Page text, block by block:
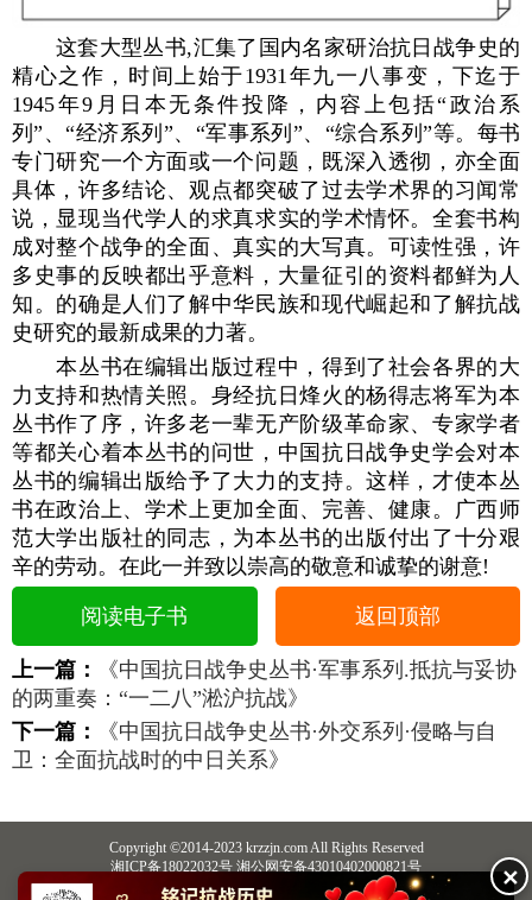
这套大型丛书,汇集了国内名家研治抗日战争史的
精心之作，时间上始于1931年九一八事变，下迄于
1945年9月日本无条件投降，内容上包括“政治系
列”、“经济系列”、“军事系列”、“综合系列”等。每书
专门研究一个方面或一个问题，既深入透彻，亦全面
具体，许多结论、观点都突破了过去学术界的习闻常
说，显现当代学人的求真求实的学术情怀。全套书构
成对整个战争的全面、真实的大写真。可读性强，许
多史事的反映都出乎意料，大量征引的资料都鲜为人
知。的确是人们了解中华民族和现代崛起和了解抗战
史研究的最新成果的力著。
本丛书在编辑出版过程中，得到了社会各界的大
力支持和热情关照。身经抗日烽火的杨得志将军为本
丛书作了序，许多老一辈无产阶级革命家、专家学者
等都关心着本丛书的问世，中国抗日战争史学会对本
丛书的编辑出版给予了大力的支持。这样，才使本丛
书在政治上、学术上更加全面、完善、健康。广西师
范大学出版社的同志，为本丛书的出版付出了十分艰
辛的劳动。在此一并致以崇高的敬意和诚挚的谢意!
阅读电子书 返回顶部
上一篇：
《中国抗日战争史丛书·军事系列.抵抗与妥协
的两重奏：“一二八”淞沪抗战》
下一篇：
《中国抗日战争史丛书·外交系列·侵略与自
卫：全面抗战时的中日关系》
Copyright ©2014-2023 krzzjn.com All Rights Reserved
湘ICP备18022032号 湘公网安备43010402000821号
中央网信办违法和不良信息举报中心
长沙市互联网违法和不良信息举报中心✕